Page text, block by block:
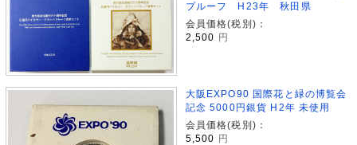
プルーフ H23年 秋田県
会員価格(税別)：
2,500
円
大阪EXPO90 国際花と緑の博覧会
記念 5000円銀貨 H2年 未使用
会員価格(税別)：
5,500
円